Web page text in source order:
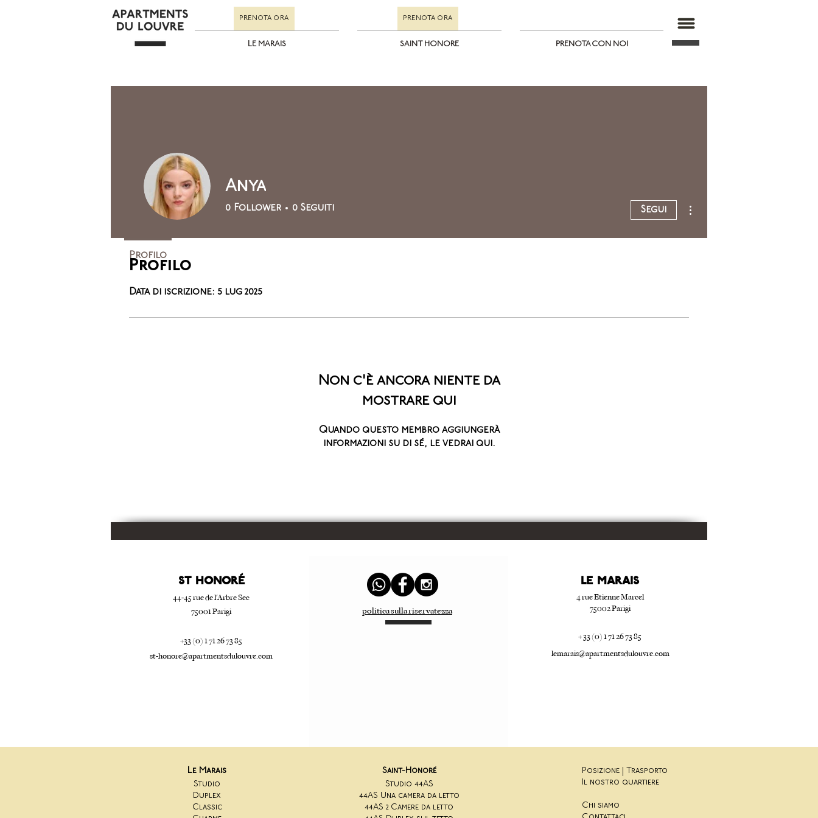
PRENOTA ORA PRENOTA ORA
LE MARAIS SAINT HONORE PRENOTA CON NOI
Profilo
Data di iscrizione: 5 lug 2025
Non c'è ancora niente da
mostrare qui
Quando questo membro aggiungerà
informazioni su di sé, le vedrai qui.
Anya
0 Follower 0 Seguiti Segui
Profilo
ST Honoré
44-45 rue de l'Arbre Sec
75001 Parigi
+33 (0) 1 71 26 73 85
st-honore@apartmentsdulouvre.com
politica sulla riservatezza
Le Marais
4 rue Etienne Marcel
75002 Parigi
+ 33 (0) 1 71 26 73 85
lemarais@apartmentsdulouvre.com
Le Marais
Studio
Duplex
Classic
Saint-Honoré
Studio 44AS
44AS Una camera da letto
44AS 2 Camere da letto
Posizione | Trasporto
Il nostro quartiere
Chi siamo